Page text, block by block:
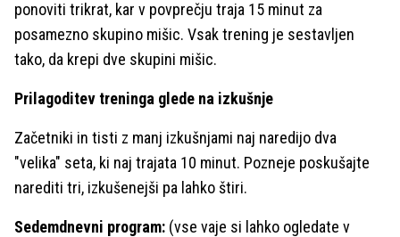
ponoviti trikrat, kar v povprečju traja 15 minut za
posamezno skupino mišic. Vsak trening je sestavljen
tako, da krepi dve skupini mišic.
Prilagoditev treninga glede na izkušnje
Začetniki in tisti z manj izkušnjami naj naredijo dva
"velika" seta, ki naj trajata 10 minut. Pozneje poskušajte
narediti tri, izkušenejši pa lahko štiri.
Sedemdnevni program: (vse vaje si lahko ogledate v